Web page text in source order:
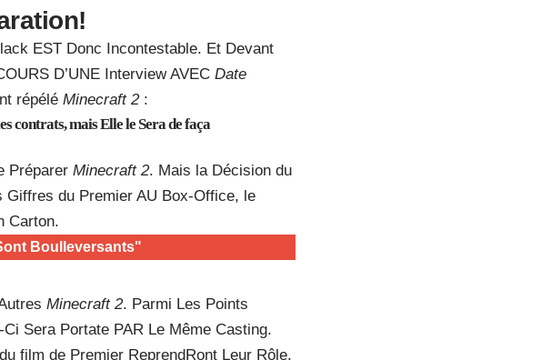
EST Donc Incontestable. Et Devant
D’UNE Interview AVEC Date
répélé Minecraft 2:
contrats, mais Elle le Sera de faça
Préparer Minecraft 2. Mais la Décision du
Giffres du Premier AU Box-Office, le
Carton.
Boulleversants"
Minecraft 2. Parmi Les Points
Sera Portate PAR Le Même Casting.
film de Premier ReprendRont Leur Rôle.